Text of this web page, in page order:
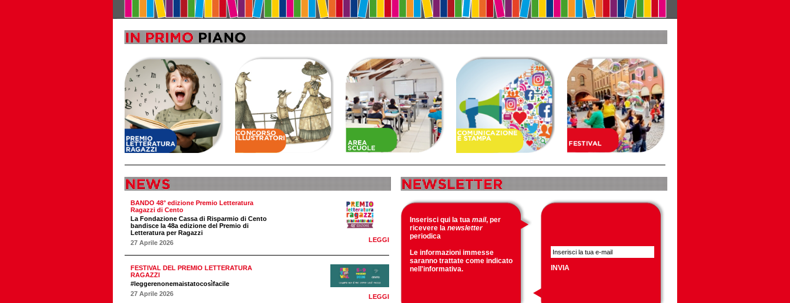
LEGGI
BANDO 48° edizione Premio Letteratura
Ragazzi di Cento
La Fondazione Cassa di Risparmio di Cento
bandisce la 48a edizione del Premio di
Letteratura per Ragazzi
27 Aprile 2026
LEGGI
FESTIVAL DEL PREMIO LETTERATURA
RAGAZZI
#leggerenonemaistatocosìfacile
27 Aprile 2026
Inserisci qui la tua mail, per
ricevere la newsletter
periodica
Le informazioni immesse
saranno trattate come indicato
nell'informativa.